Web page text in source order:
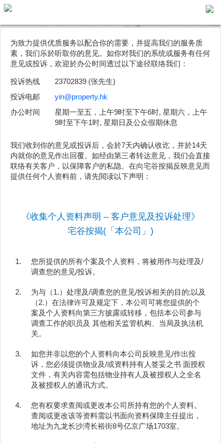
代
理
主
页
搵
成
交
主
放
盘
地
博
新
据
为致力提供优质服务以配合你的需要，并提高我们的服务质
素，我们乐於听取你的意见。如你对我们的系统或服务有任何
意见或投诉，欢迎於办公时间透过以下途径联络我们：
投诉热线
23702839 (张先生)
投诉电邮
yin@property.hk
办公时间
星期一至五，上午9时至下午6时, 星期六，上午
9时至下午1时, 星期日及公众假期休息
我们收到你的意见或投诉后，会於7天内确认收讫，并於14天
内就你的意见作出回覆。如经由第三者转达意见，我们会直接
联络有关客户，以保障客户的私隐。在向宅谷按揭反映意见而
提供任何个人资料前，请先閲读以下声明：
《收集个人资料声明 – 客户意见及投诉处理》
宅谷按揭(「本公司」)
1.
您所提供的所有个案及个人资料，将被用作与处理及/
调查您的意见/投诉。
2.
为与（1.）处理及/调查您的意见/投诉相关的目的;以及
（2.）在法律许可及规定下，本公司可将您提供的个
案及个人资料向第三方披露或转移，包括本公司参与
调查工作的职员及 其他相关监管机构、当局及执法机
关。
3.
如您并非以您的个人资料向本公司反映意见/作出投
诉，您必须提供物业及/或资料持有人签妥之书 面授权
文件，有关内容需包括物业持有人及被授权人之全名
及被授权人的通讯方式。
4.
您有权要求查阅或更改本公司所持有您的个人资料。
查阅或更改该等资料需以书面向资料保障主任提出，
地址为九龙长沙湾长裕街8号亿京广场1703室。